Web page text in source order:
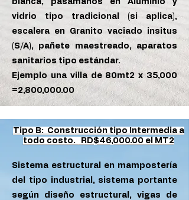
vidrio tipo tradicional (si aplica),
escalera en Granito vaciado insitus
(S/A), pañete maestreado, aparatos
sanitarios tipo estándar.
Ejemplo una villa de 80mt2 x 35,000
=2,800,000.00
Tipo B: Construcción tipo Intermedia a
todo costo.
RD$46,000.00 el MT2
Sistema estructural en mampostería
del tipo industrial, sistema portante
según diseño estructural, vigas de